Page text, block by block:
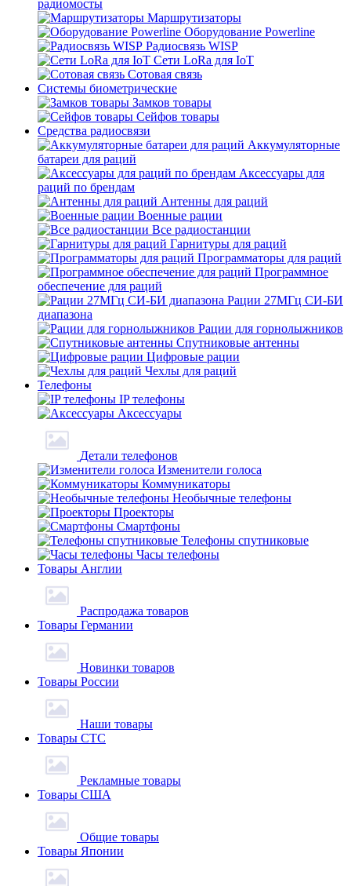
радиомосты
Маршрутизаторы
Оборудование Powerline
Радиосвязь WISP
Сети LoRa для IoT
Сотовая связь
Системы биометрические
Замков товары
Сейфов товары
Средства радиосвязи
Аккумуляторные
батареи для раций
Аксессуары для
раций по брендам
Антенны для раций
Военные рации
Все радиостанции
Гарнитуры для раций
Программаторы для раций
Программное
обеспечение для раций
Рации 27МГц СИ-БИ
диапазона
Рации для горнолыжников
Спутниковые антенны
Цифровые рации
Чехлы для раций
Телефоны
IP телефоны
Аксессуары
Детали телефонов
Изменители голоса
Коммуникаторы
Необычные телефоны
Проекторы
Смартфоны
Телефоны спутниковые
Часы телефоны
Товары Англии
Распродажа товаров
Товары Германии
Новинки товаров
Товары России
Наши товары
Товары СТС
Рекламные товары
Товары США
Общие товары
Товары Японии